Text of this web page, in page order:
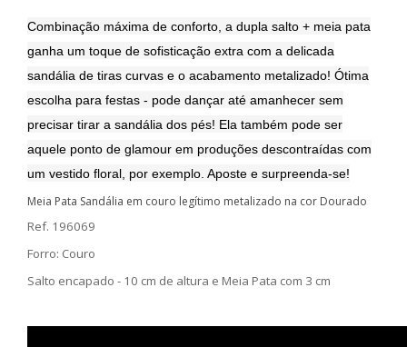
Combinação máxima de conforto, a dupla salto + meia pata
ganha um toque de sofisticação extra com a delicada
sandália de tiras curvas e o acabamento metalizado! Ótima
escolha para festas - pode dançar até amanhecer sem
precisar tirar a sandália dos pés! Ela também pode ser
aquele ponto de glamour em produções descontraídas com
um vestido floral, por exemplo. Aposte e surpreenda-se!
Meia Pata Sandália em couro legítimo metalizado na cor Dourado
Ref. 196069
Forro: Couro
Salto encapado - 10 cm de altura e Meia Pata com 3 cm